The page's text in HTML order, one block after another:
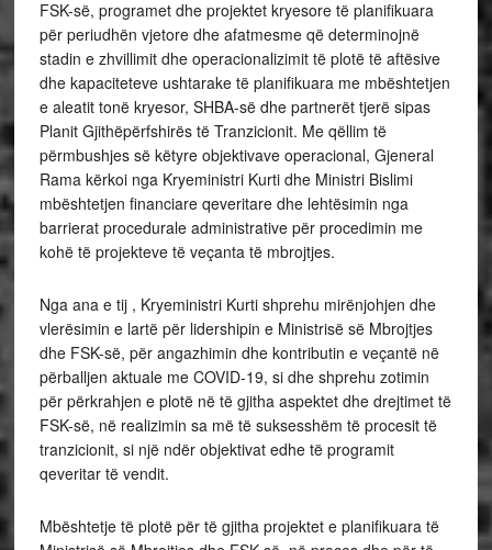
FSK-së, programet dhe projektet kryesore të planifikuara
për periudhën vjetore dhe afatmesme që determinojnë
stadin e zhvillimit dhe operacionalizimit të plotë të aftësive
dhe kapaciteteve ushtarake të planifikuara me mbështetjen
e aleatit tonë kryesor, SHBA-së dhe partnerët tjerë sipas
Planit Gjithëpërfshirës të Tranzicionit. Me qëllim të
përmbushjes së këtyre objektivave operacional, Gjeneral
Rama kërkoi nga Kryeministri Kurti dhe Ministri Bislimi
mbështetjen financiare qeveritare dhe lehtësimin nga
barrierat procedurale administrative për procedimin me
kohë të projekteve të veçanta të mbrojtjes.
Nga ana e tij , Kryeministri Kurti shprehu mirënjohjen dhe
vlerësimin e lartë për lidershipin e Ministrisë së Mbrojtjes
dhe FSK-së, për angazhimin dhe kontributin e veçantë në
përballjen aktuale me COVID-19, si dhe shprehu zotimin
për përkrahjen e plotë në të gjitha aspektet dhe drejtimet të
FSK-së, në realizimin sa më të suksesshëm të procesit të
tranzicionit, si një ndër objektivat edhe të programit
qeveritar të vendit.
Mbështetje të plotë për të gjitha projektet e planifikuara të